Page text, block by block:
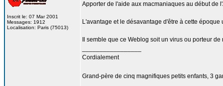
Inscrit le: 07 Mar 2001
Messages: 1912
Localisation: Paris (75013)
Apporter de l'aide aux macmaniaques au début de
L'avantage et le désavantage d'être à cette époque
Il semble que ce Weblog soit un virus ou porteur
Cordialement
Grand-père de cinq magnifiques petits enfants, 3